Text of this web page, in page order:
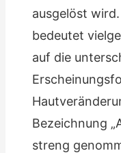
ausgelöst
bedeutet
auf die
Bezeichnung
streng